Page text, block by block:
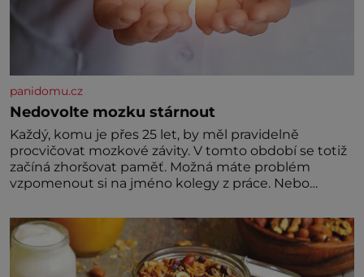
panidomu.cz
Nedovolte mozku stárnout
Každý, komu je přes 25 let, by měl pravidelně
procvičovat mozkové závity. V tomto období se totiž
začíná zhoršovat paměť. Možná máte problém
vzpomenout si na jméno kolegy z práce. Nebo
nedávno přečetli. Je to opravdu tak, s věkem jako
kdyby se paměť rozhodla stávkovat. Cvičte